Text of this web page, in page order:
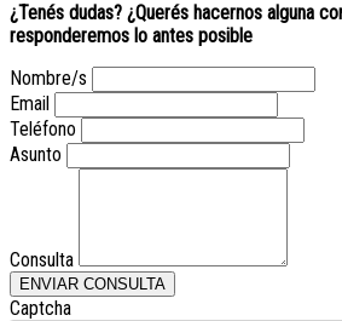
¿Tenés dudas? ¿Querés hacernos alguna
responderemos lo antes posible
Nombre/s
Email
Teléfono
Asunto
Consulta
ENVIAR CONSULTA
Captcha